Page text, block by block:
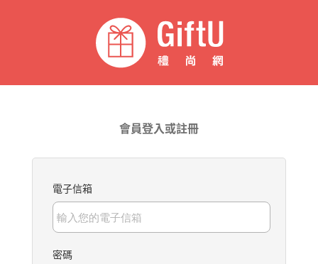
會員登入或註冊
電子信箱
密碼